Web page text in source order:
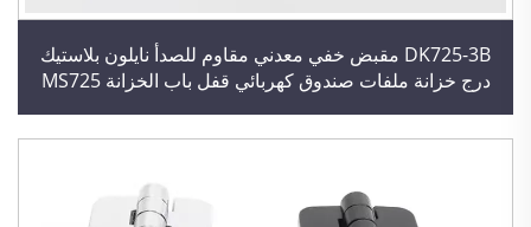
DK725-3B مقبض خفي معدني مقاوم للصدأ نايلون بلاستيك
درج خزانة ملفات صندوق كهربائي قفل باب الخزانة MS725